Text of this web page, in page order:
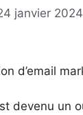
janvier
d’email
devenu un